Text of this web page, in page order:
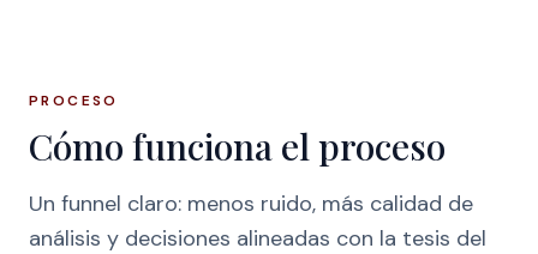
PROCESO
Cómo funciona el proceso
Un funnel claro: menos ruido, más calidad de
análisis y decisiones alineadas con la tesis del